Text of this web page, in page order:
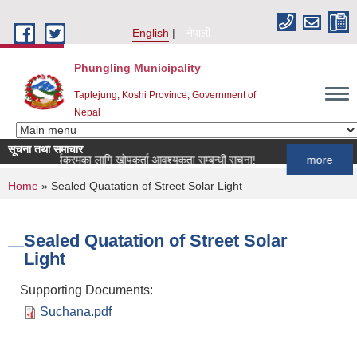
English
नेपाली
Phungling Municipality
Taplejung, Koshi Province, Government of
Nepal
सूचना तथा समाचार
कार्यक्रमका लागि खोपकर्ता आवश्यकता सम्बन्धी सूचना!
You are here
Home » Sealed Quatation of Street Solar Light
Sealed Quatation of Street Solar
Light
Supporting Documents:
Suchana.pdf